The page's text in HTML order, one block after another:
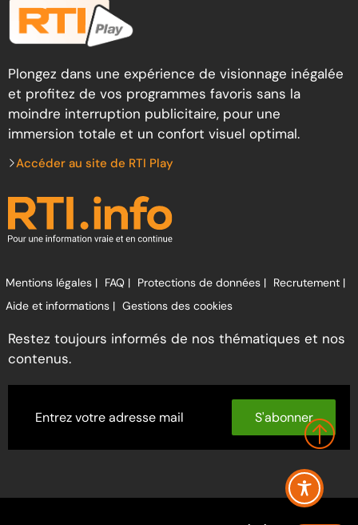
Plongez dans une expérience de visionnage inégalée
et profitez de vos programmes favoris sans la
moindre interruption publicitaire, pour une
immersion totale et un confort visuel optimal.
Accéder au site de RTI Play
Mentions légales | FAQ | Protections de données | Recrutement |
Aide et informations | Gestions des cookies
Restez toujours informés de nos thématiques et nos
contenus.
S'abonner